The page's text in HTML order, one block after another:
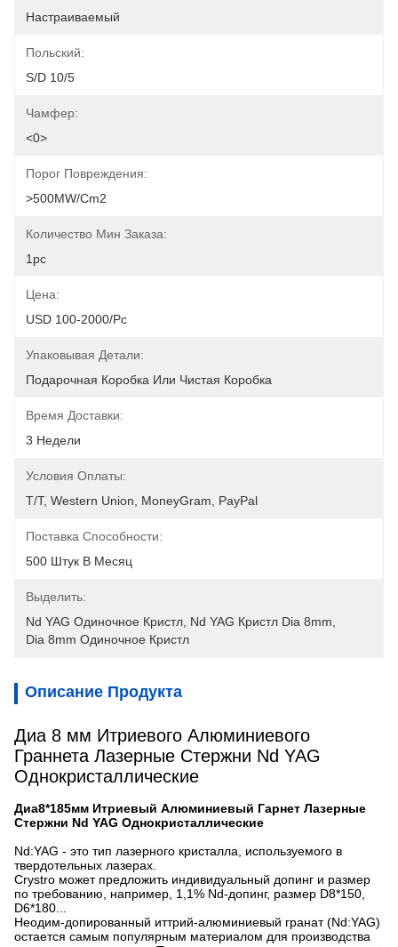
Настраиваемый
Польский:
S/D 10/5
Чамфер:
<0>
Порог Повреждения:
>500MW/cm2
Количество Мин Заказа:
1pc
Цена:
USD 100-2000/pc
Упаковывая Детали:
Подарочная Коробка Или Чистая Коробка
Время Доставки:
3 Недели
Условия Оплаты:
T/T, Western Union, MoneyGram, PayPal
Поставка Способности:
500 Штук В Месяц
Выделить:
Nd YAG Одиночное Кристл Nd YAG Кристл Dia 8mm
Dia 8mm Одиночное Кристл
Описание Продукта
Диа 8 мм Итриевого Алюминиевого
Граннета Лазерные Стержни Nd YAG
Однокристаллические
Диа8*185мм Итриевый Алюминиевый Гарнет Лазерные
Стержни Nd YAG Однокристаллические
Nd:YAG - это тип лазерного кристалла, используемого в
твердотельных лазерах.
Crystro может предложить индивидуальный допинг и размер
по требованию, например, 1,1% Nd-допинг, размер D8*150,
D6*180...
Неодим-допированный иттрий-алюминиевый гранат (Nd:YAG)
остается самым популярным материалом для производства